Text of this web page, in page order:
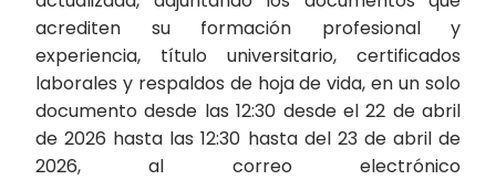
acrediten su formación profesional y
experiencia, título universitario, certificados
laborales y respaldos de hoja de vida, en un solo
documento desde las 12:30 desde el 22 de abril
de 2026 hasta las 12:30 hasta del 23 de abril de
2026, al correo electrónico